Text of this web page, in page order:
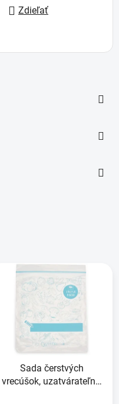
Zdieľať
Sada čerstvých
vrecúšok, uzatvárateľné,